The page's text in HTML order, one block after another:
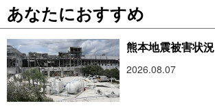
あなたにおすすめ
熊本地震被害状況
2026.08.07